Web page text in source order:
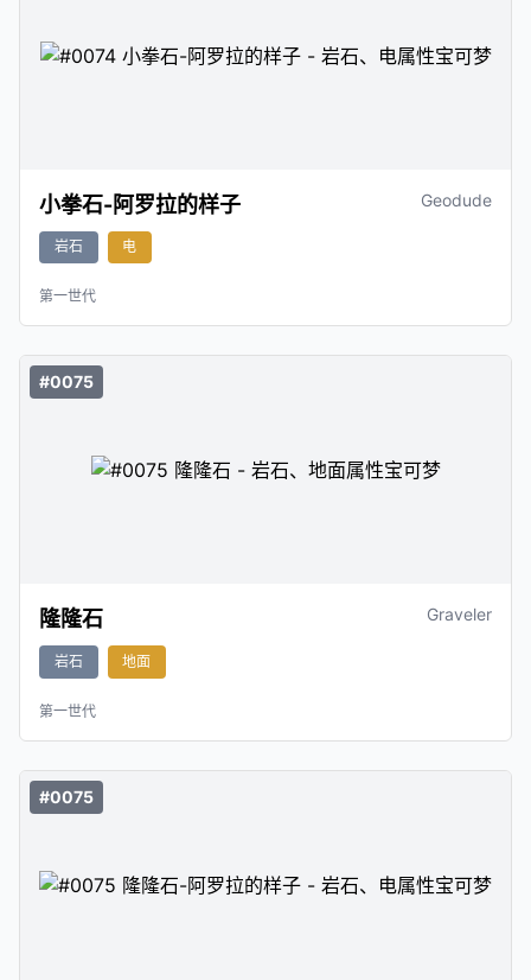
小拳石-阿罗拉的样子 Geodude
岩石 电
第一世代
#0075
隆隆石 Graveler
岩石 地面
第一世代
#0075